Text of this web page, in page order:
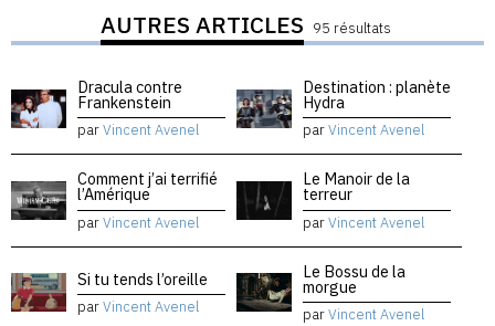
AUTRES ARTICLES 95 résultats
Dracula contre
Frankenstein
parVincent Avenel
Destination : planète
Hydra
parVincent Avenel
Comment j’ai terrifié
l’Amérique
parVincent Avenel
Le Manoir de la
terreur
parVincent Avenel
Si tu tends l’oreille
parVincent Avenel
Le Bossu de la
morgue
parVincent Avenel